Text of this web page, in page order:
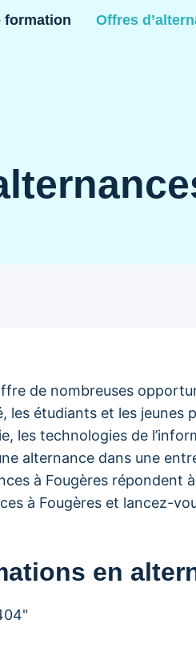
formation Offres
de nombreuses
étudiants et les jeunes
les technologies de
alternance dans une
à Fougères répondent
à Fougères et lancez-
en